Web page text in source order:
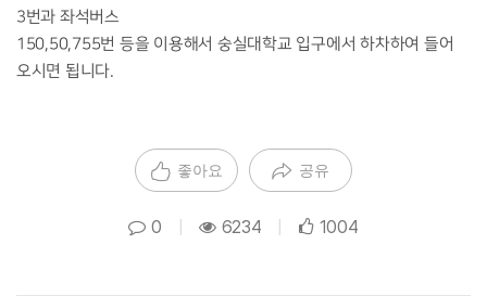
3번과 좌석버스
150,50,755번 등을 이용해서 숭실대학교 입구에서 하차하여 들어
오시면 됩니다.
좋아요 공유
0 6234 1004